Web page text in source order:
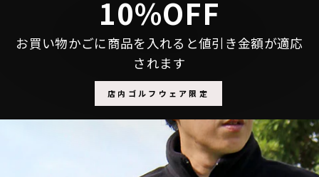
10%OFF
お買い物かごに商品を入れると値引き金額が適応
されます
店内ゴルフウェア限定